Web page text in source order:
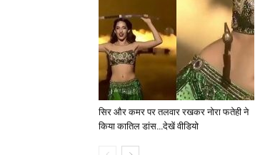
सिर और कमर पर तलवार रखकर नोरा फतेही ने
किया कातिल डांस…देखें वीडियो